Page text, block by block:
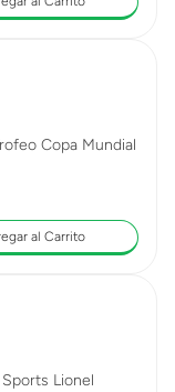
Copa Mundial
al Carrito
Lionel